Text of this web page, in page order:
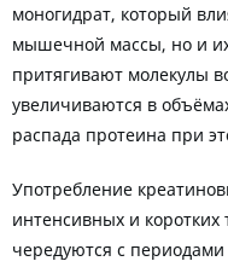
моногидрат, который
мышечной массы, но и
притягивают молекулы
увеличиваются в
распада протеина при
Употребление
интенсивных и
чередуются с